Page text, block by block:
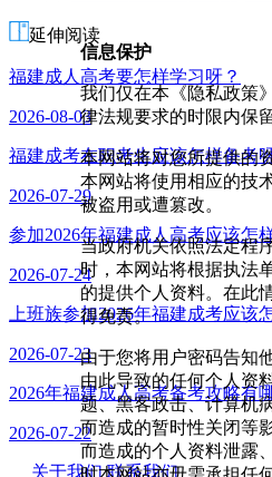
信息保护
我们仅在本《隐私政策
律法规要求的时限内保
本网站将对您所提供的
本网站将使用相应的技
被盗用或遭篡改。
当政府机关依照法定程
时，本网站将根据执法
的提供个人资料。在此
得免责。
由于您将用户密码告知
由此导致的任何个人资
题、黑客政击、计算机
而造成的暂时性关闭等
而造成的个人资料泄露
延伸阅读
福建成人高考要怎样学习呀？
2026-08-03
福建成考在职考生应该怎样备考
2026-07-29
参加2026年福建成人高考应该怎
2026-07-24
上班族参加2026年福建成考应该
2026-07-23
2026年福建成人高考备考攻略有
2026-07-22
关于我们 联系我们